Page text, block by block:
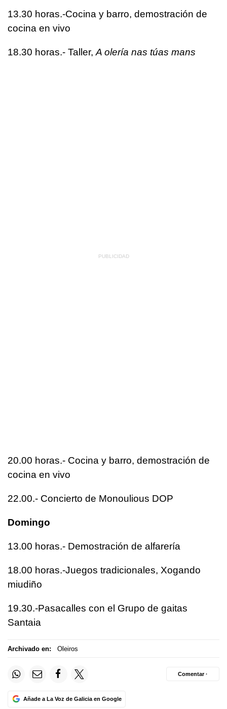
13.30 horas.-Cocina y barro, demostración de
cocina en vivo
18.30 horas.- Taller,A olería nas túas mans
20.00 horas.- Cocina y barro, demostración de
cocina en vivo
22.00.- Concierto de Monoulious DOP
Domingo
13.00 horas.- Demostración de alfarería
18.00 horas.-Juegos tradicionales, Xogando
miudiño
19.30.-Pasacalles con el Grupo de gaitas
Santaia
Archivado en: Oleiros
Añade a La Voz de Galicia en Google
Comentar ·